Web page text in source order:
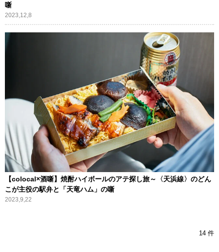
噺
2023,12,8
【colocal×酒噺】焼酎ハイボールのアテ探し旅～〈天浜線〉のどん
こが主役の駅弁と「天竜ハム」の噺
2023,9,22
14 件